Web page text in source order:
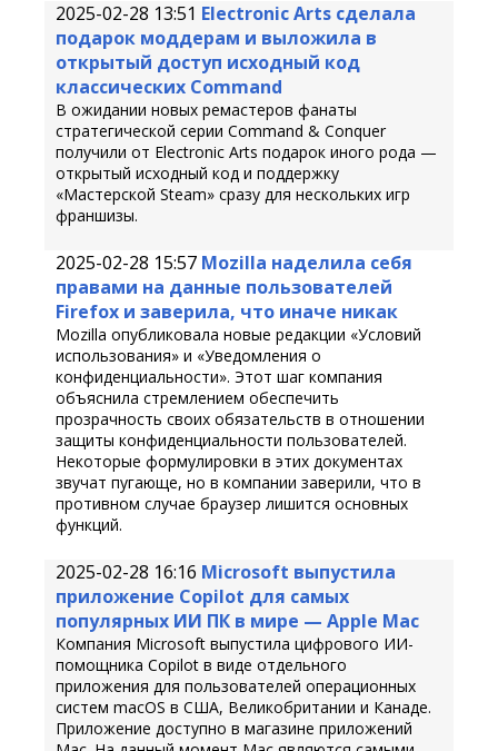
2025-02-28 13:51 Electronic Arts сделала
подарок моддерам и выложила в
открытый доступ исходный код
классических Command
В ожидании новых ремастеров фанаты
стратегической серии Command & Conquer
получили от Electronic Arts подарок иного рода —
открытый исходный код и поддержку
«Мастерской Steam» сразу для нескольких игр
франшизы.
2025-02-28 15:57 Mozilla наделила себя
правами на данные пользователей
Firefox и заверила, что иначе никак
Mozilla опубликовала новые редакции «Условий
использования» и «Уведомления о
конфиденциальности». Этот шаг компания
объяснила стремлением обеспечить
прозрачность своих обязательств в отношении
защиты конфиденциальности пользователей.
Некоторые формулировки в этих документах
звучат пугающе, но в компании заверили, что в
противном случае браузер лишится основных
функций.
2025-02-28 16:16 Microsoft выпустила
приложение Copilot для самых
популярных ИИ ПК в мире — Apple Mac
Компания Microsoft выпустила цифрового ИИ-
помощника Copilot в виде отдельного
приложения для пользователей операционных
систем macOS в США, Великобритании и Канаде.
Приложение доступно в магазине приложений